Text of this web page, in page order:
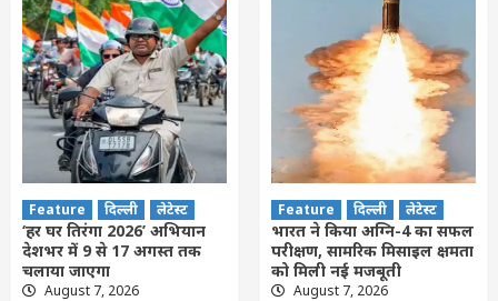
Feature दिल्ली लेटेस्ट
‘हर घर तिरंगा 2026’ अभियान
देशभर में 9 से 17 अगस्त तक
चलाया जाएगा
August 7, 2026
Feature दिल्ली लेटेस्ट
भारत ने किया अग्नि-4 का सफल
परीक्षण, सामरिक मिसाइल क्षमता
को मिली नई मजबूती
August 7, 2026